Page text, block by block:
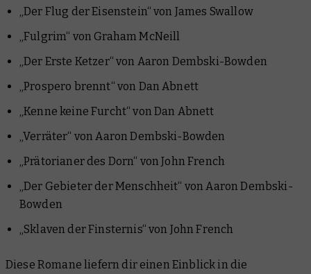
„Der Flug der Eisenstein“ von James Swallow
„Fulgrim“ von Graham McNeill
„Der Erste Ketzer“ von Aaron Dembski-Bowden
„Prospero brennt“ von Dan Abnett
„Kenne keine Furcht“ von Dan Abnett
„Verräter“ von Aaron Dembski-Bowden
„Prätorianer des Dorn“ von John French
„Der Gebieter der Menschheit“ von Aaron Dembski-
Bowden
„Sklaven der Finsternis“ von John French
Diese Romane liefern dir einen Einblick in die